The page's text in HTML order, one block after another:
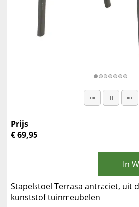
Prijs
€ 69,95
In
Stapelstoel Terrasa antraciet, uit
kunststof tuinmeubelen